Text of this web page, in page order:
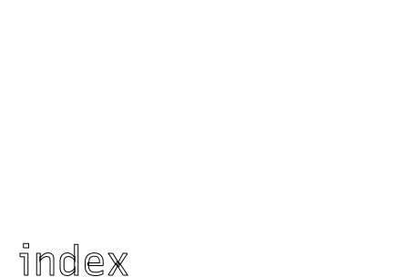
index